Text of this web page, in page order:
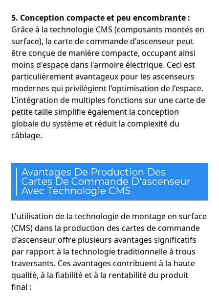
5. Conception compacte et peu encombrante :
Grâce à la technologie CMS (composants montés en
surface), la carte de commande d'ascenseur peut
être conçue de manière compacte, occupant ainsi
moins d'espace dans l'armoire électrique. Ceci est
particulièrement avantageux pour les ascenseurs
modernes qui privilégient l'optimisation de l'espace.
L'intégration de multiples fonctions sur une carte de
petite taille simplifie également la conception
globale du système et réduit la complexité du
câblage.
Avantages De Production Des
Cartes De Commande D'ascenseur
Avec Technologie CMS
L'utilisation de la technologie de montage en surface
(CMS) dans la production des cartes de commande
d'ascenseur offre plusieurs avantages significatifs
par rapport à la technologie traditionnelle à trous
traversants. Ces avantages contribuent à la haute
qualité, à la fiabilité et à la rentabilité du produit
final :